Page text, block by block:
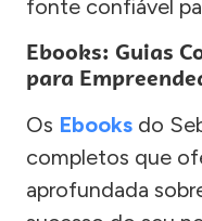
fonte confiável
Ebooks: Guias
para
Os Ebooks do
completos que
aprofundada